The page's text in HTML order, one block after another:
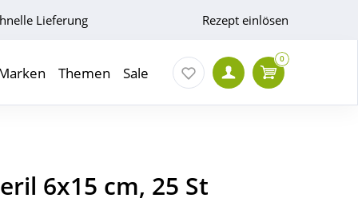
Lieferung Rezept einlösen
Themen Sale
0
6x15 cm, 25 St